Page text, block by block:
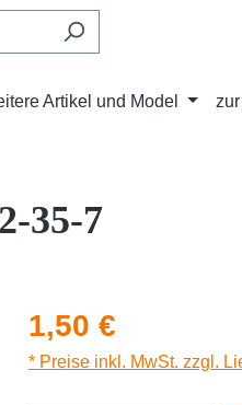
Artikel und Model
35-7
Regulärer Preis:
1,50 €
* Preise inkl. MwSt. zzgl.